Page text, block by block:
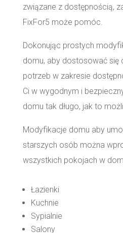
związane z dostępnością,
FixFor5 może pomóc.
Dokonując prostych
domu, aby dostosować się
potrzeb w zakresie
Ci w wygodnym i
domu tak długo, jak to
Modyfikacje domu aby
starszych osób można
wszystkich pokojach w
Łazienki
Kuchnie
Sypialnie
Salony